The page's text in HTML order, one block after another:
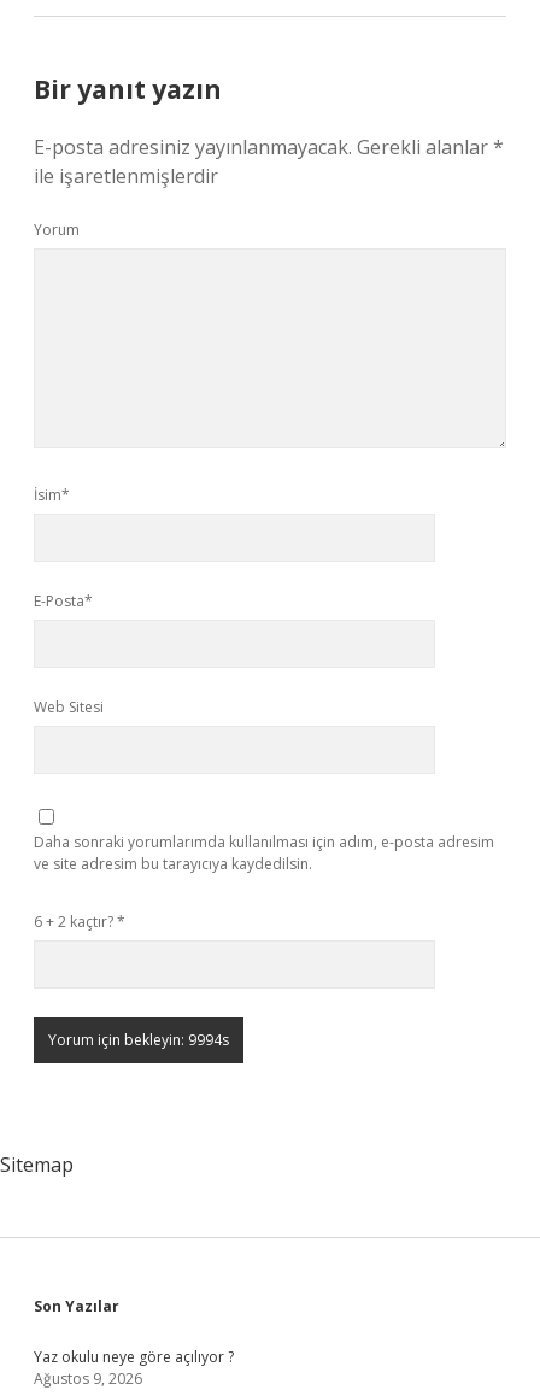
Bir yanıt yazın
E-posta adresiniz yayınlanmayacak. Gerekli alanlar*
ile işaretlenmişlerdir
Yorum
İsim*
E-Posta*
Web Sitesi
Daha sonraki yorumlarımda kullanılması için adım, e-posta adresim
ve site adresim bu tarayıcıya kaydedilsin.
6 + 2 kaçtır?*
Sitemap
Sidebar
Son Yazılar
Yaz okulu neye göre açılıyor ?
Ağustos 9, 2026